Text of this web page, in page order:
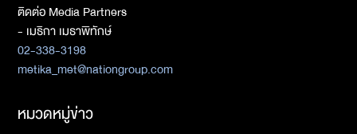
ติดต่อ Media Partners
- เมธิกา เมธาพิทักษ์
02-338-3198
metika_met@nationgroup.com
หมวดหมู่ข่าว